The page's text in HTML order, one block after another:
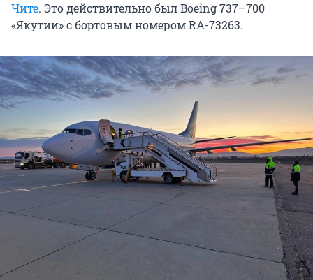
Чите. Это действительно был Boeing 737–700
«Якутии» с бортовым номером RA-73263.